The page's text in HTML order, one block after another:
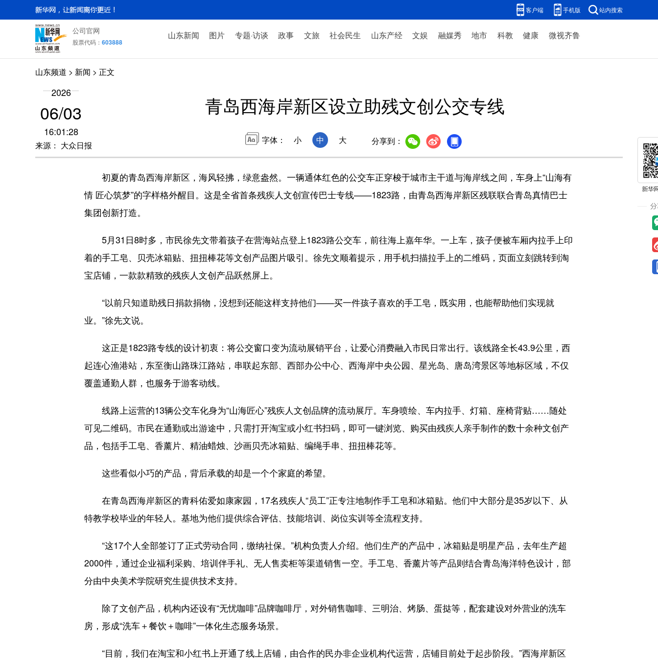
客户端 手机版 站内搜索
公司官网
股票代码： 603888
山东新闻 图片 专题·访谈 政事 文旅 社会民生 山东产经 文娱 融媒秀 地市 科教 健康 微视齐鲁
山东频道 > 新闻 > 正文
2026
06/03
16:01:28
来源： 大众日报
青岛西海岸新区设立助残文创公交专线
字体： 小 中 大 分享到：
初夏的青岛西海岸新区，海风轻拂，绿意盎然。一辆通体红色的公交车正穿梭于城市主干道与海岸线之间，车身上“山海有
情 匠心筑梦”的字样格外醒目。这是全省首条残疾人文创宣传巴士专线——1823路，由青岛西海岸新区残联联合青岛真情巴士
集团创新打造。
5月31日8时多，市民徐先文带着孩子在营海站点登上1823路公交车，前往海上嘉年华。一上车，孩子便被车厢内拉手上印
着的手工皂、贝壳冰箱贴、扭扭棒花等文创产品图片吸引。徐先文顺着提示，用手机扫描拉手上的二维码，页面立刻跳转到淘
宝店铺，一款款精致的残疾人文创产品跃然屏上。
“以前只知道助残日捐款捐物，没想到还能这样支持他们——买一件孩子喜欢的手工皂，既实用，也能帮助他们实现就
业。”徐先文说。
这正是1823路专线的设计初衷：将公交窗口变为流动展销平台，让爱心消费融入市民日常出行。该线路全长43.9公里，西
起连心渔港站，东至衡山路珠江路站，串联起东部、西部办公中心、西海岸中央公园、星光岛、唐岛湾景区等地标区域，不仅
覆盖通勤人群，也服务于游客动线。
线路上运营的13辆公交车化身为“山海匠心”残疾人文创品牌的流动展厅。车身喷绘、车内拉手、灯箱、座椅背贴……随处
可见二维码。市民在通勤或出游途中，只需打开淘宝或小红书扫码，即可一键浏览、购买由残疾人亲手制作的数十余种文创产
品，包括手工皂、香薰片、精油蜡烛、沙画贝壳冰箱贴、编绳手串、扭扭棒花等。
这些看似小巧的产品，背后承载的却是一个个家庭的希望。
在青岛西海岸新区的青科佑爱如康家园，17名残疾人“员工”正专注地制作手工皂和冰箱贴。他们中大部分是35岁以下、从
特教学校毕业的年轻人。基地为他们提供综合评估、技能培训、岗位实训等全流程支持。
“这17个人全部签订了正式劳动合同，缴纳社保。”机构负责人介绍。他们生产的产品中，冰箱贴是明星产品，去年生产超
2000件，通过企业福利采购、培训伴手礼、无人售卖柜等渠道销售一空。手工皂、香薰片等产品则结合青岛海洋特色设计，部
分由中央美术学院研究生提供技术支持。
除了文创产品，机构内还设有“无忧咖啡”品牌咖啡厅，对外销售咖啡、三明治、烤肠、蛋挞等，配套建设对外营业的洗车
房，形成“洗车＋餐饮＋咖啡”一体化生态服务场景。
“目前，我们在淘宝和小红书上开通了线上店铺，由合作的民办非企业机构代运营，店铺目前处于起步阶段。”西海岸新区